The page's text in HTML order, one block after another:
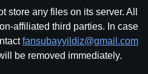
store any files on its server. All
affiliated third parties. In case
fansubayyildiz@gmail.com
be removed immediately.